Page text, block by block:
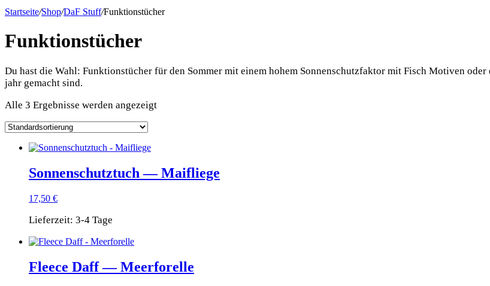
Startseite/Shop/DaF Stuff/Funktionstücher
Funktionstücher
Du hast die Wahl: Funk­ti­ons­tü­cher für den Som­mer mit einem hohem Son­nen­schutz­fak­tor mit Fisch Moti­ven
jahr gemacht sind.
Alle 3 Ergebnisse werden angezeigt
Sonnenschutztuch — Maifliege
17,50 €
Lieferzeit: 3-4 Tage
Fleece Daff — Meerforelle